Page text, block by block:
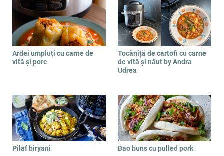
Ardei umpluți cu carne de
vită și porc
Tocăniță de cartofi cu carne
de vită și năut by Andra
Udrea
Pilaf biryani Bao buns cu pulled pork